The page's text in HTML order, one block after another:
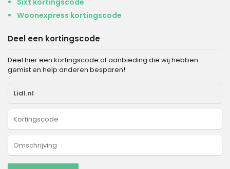
Sixt kortingscode
Woonexpress kortingscode
Deel een kortingscode
Deel hier een kortingscode of aanbieding die wij hebben
gemist en help anderen besparen!